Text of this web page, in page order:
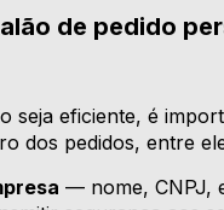
de pedido
seja eficiente, é
dos pedidos, entre
— nome, CNPJ,